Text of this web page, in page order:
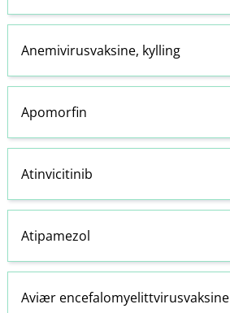
Anemivirusvaksine, kylling
Apomorfin
Atinvicitinib
Atipamezol
Aviær encefalomyelittvirusvaksine